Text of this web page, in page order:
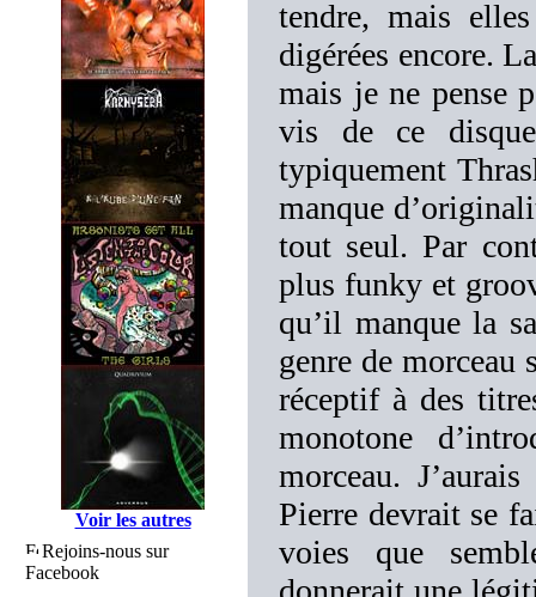
Voir les autres
Rejoins-nous sur
Facebook
tendre, mais
digérées encore.
mais je ne pense
vis de ce
typiquement
manque
tout seul. Par
plus funky et
qu’il manque la
genre de morceau
réceptif à des
monotone
morceau.
Pierre devrait se
voies que